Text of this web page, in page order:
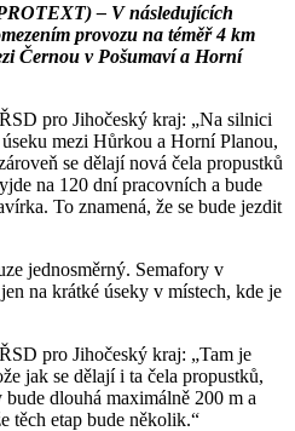
– V následujících
provozu na téměř 4 km
Černou v Pošumaví a Horní
pro Jihočeský kraj: „Na silnici
mezi Hůrkou a Horní Planou,
se dělají nová čela propustků
na 120 dní pracovních a bude
To znamená, že se bude jezdit
jednosměrný. Semafory v
na krátké úseky v místech, kde je
pro Jihočeský kraj: „Tam je
jak se dělají i ta čela propustků,
dlouhá maximálně 200 m a
těch etap bude několik.“